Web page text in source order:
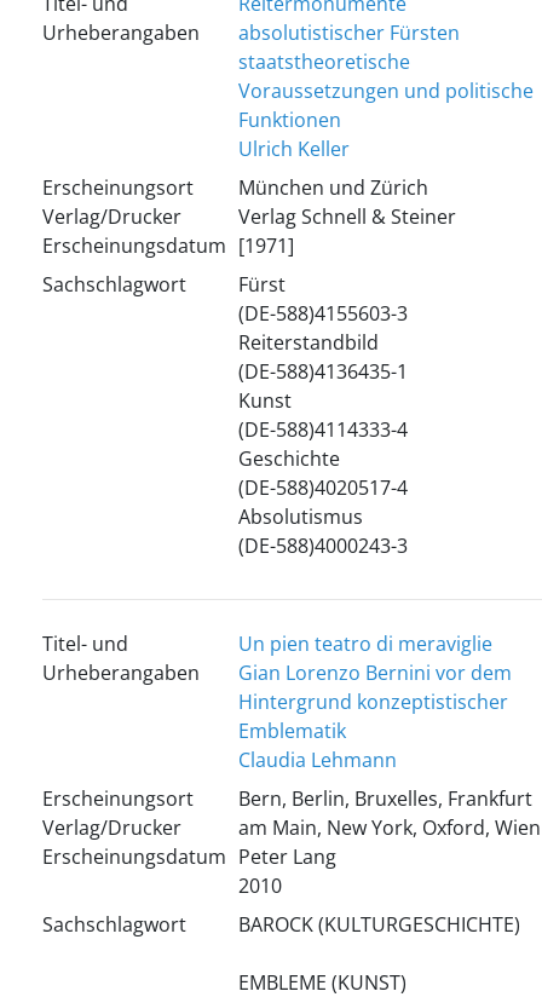
Urheberangaben
absolutistischer Fürsten
staatstheoretische
Voraussetzungen und politische
Funktionen
Ulrich Keller
Erscheinungsort
Verlag/Drucker
Erscheinungsdatum
München und Zürich
Verlag Schnell & Steiner
[1971]
Sachschlagwort
Fürst
(DE-588)4155603-3
Reiterstandbild
(DE-588)4136435-1
Kunst
(DE-588)4114333-4
Geschichte
(DE-588)4020517-4
Absolutismus
(DE-588)4000243-3
Titel- und
Urheberangaben
Un pien teatro di meraviglie
Gian Lorenzo Bernini vor dem
Hintergrund konzeptistischer
Emblematik
Claudia Lehmann
Erscheinungsort
Verlag/Drucker
Erscheinungsdatum
Bern, Berlin, Bruxelles, Frankfurt
am Main, New York, Oxford, Wien
Peter Lang
2010
Sachschlagwort
BAROCK (KULTURGESCHICHTE)
EMBLEME (KUNST)